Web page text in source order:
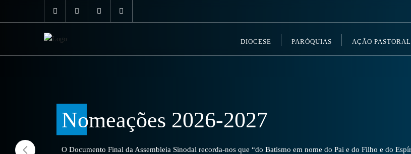
DIOCESE PARÓQUIAS AÇÃO PASTORAL
Nomeações 2026-2027
O Documento Final da Assembleia Sinodal recorda-nos que “do Batismo em nome do Pai e do Filho e do